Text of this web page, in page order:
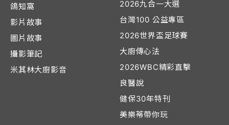
鴿知窩
影片故事
圖片故事
攝影筆記
米其林大廚影音
2026九合一大選
台灣100 公益專區
2026世界盃足球賽
大廚傳心法
2026WBC精彩直擊
良醫說
健保30年特刊
美樂蒂帶你玩